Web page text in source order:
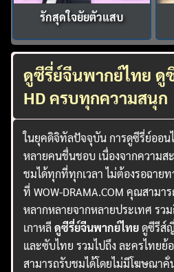
รักสุดใจยัยตัวแสบ
ดูซีรี่ย์จีนพากย์ไทย ดู
HD ครบทุกความสนุก
ในยุคดิจิทัลปัจจุบัน การดูซีรี่ย์ออน
หลายคนชื่นชอบ เนื่องจากความส
ชมได้ทุกที่ทุกเวลา ไม่ต้องรอฉาย
ที่ WOW-DRAMA.COM คุณสาม
หลากหลายจากหลายประเทศ รว
เกาหลีดูซีรี่ย์จีนพากย์ไทยดูซีรีส์
และซับไทย รวมไปถึง ละครไทย
สามารถรับชมได้โดยไม่มีโฆษณา